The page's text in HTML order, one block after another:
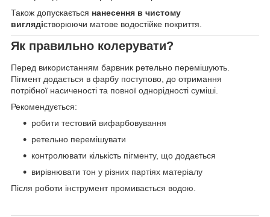
Також допускається нанесення в чистому
виглядістворюючи матове водостійке покриття.
Як правильно колерувати?
Перед використанням барвник ретельно перемішують.
Пігмент додається в фарбу поступово, до отримання
потрібної насиченості та повної однорідності суміші.
Рекомендується:
робити тестовий вифарбовування
ретельно перемішувати
контролювати кількість пігменту, що додається
вирівнювати тон у різних партіях матеріалу
Після роботи інструмент промивається водою.